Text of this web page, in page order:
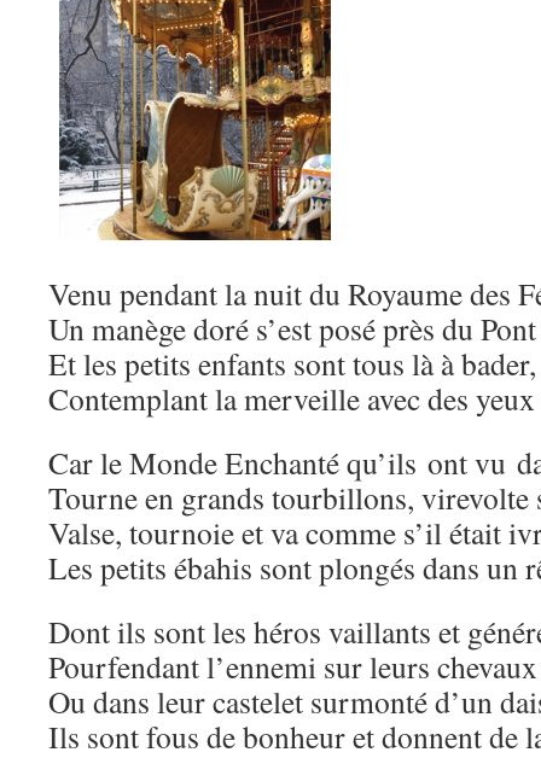
Venu pendant la nuit du Royaume des
Un manège doré s’est posé près du Pont
Et les petits enfants sont tous là à bader,
Contemplant la merveille avec des
Car le Monde Enchanté qu’ils ont vu
Tourne en grands tourbillons, virevolte
Valse, tournoie et va comme s’il était
Les petits ébahis sont plongés dans un
Dont ils sont les héros vaillants et
Pourfendant l’ennemi sur leurs
Ou dans leur castelet surmonté d’un
Ils sont fous de bonheur et donnent de